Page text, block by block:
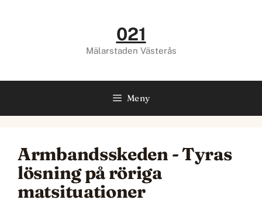
021
Mälarstaden Västerås
Meny
Armbandsskeden - Tyras
lösning på röriga
matsituationer